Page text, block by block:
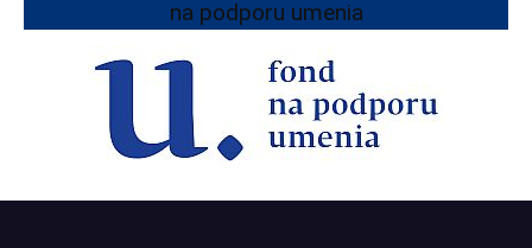
na podporu umenia